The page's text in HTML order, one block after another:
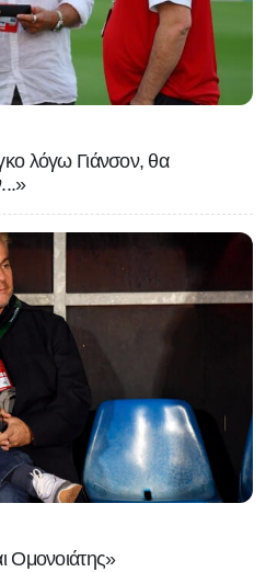
λόγω Γιάνσον, θα
Ομονοιάτης»